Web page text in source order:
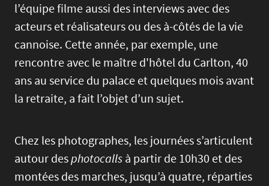
l’équipe filme aussi des interviews avec des
acteurs et réalisateurs ou des à-côtés de la vie
cannoise. Cette année, par exemple, une
rencontre avec le maître d'hôtel du Carlton, 40
ans au service du palace et quelques mois avant
la retraite, a fait l’objet d’un sujet.
Chez les photographes, les journées s’articulent
autour desphotocalls à partir de 10h30 et des
montées des marches, jusqu’à quatre, réparties